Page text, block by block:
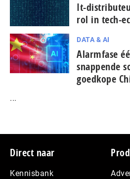
It-
rol in tech-
DATA & AI
Alarmfase
snap­pen­de
goedkope
...
Footer
Direct naar
Kennisbank